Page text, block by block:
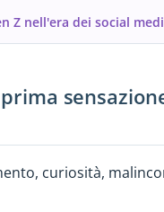
Z nell'era dei social
curiosità,